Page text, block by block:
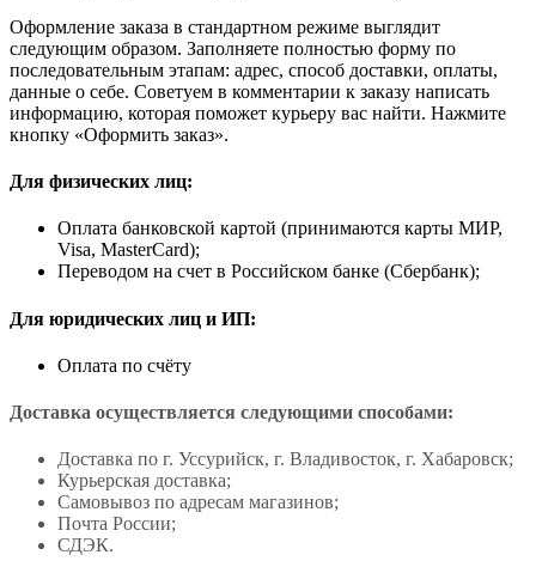
Оформление заказа в стандартном режиме выглядит
следующим образом. Заполняете полностью форму по
последовательным этапам: адрес, способ доставки, оплаты,
данные о себе. Советуем в комментарии к заказу написать
информацию, которая поможет курьеру вас найти. Нажмите
кнопку «Оформить заказ».
Для физических лиц:
Оплата банковской картой (принимаются карты МИР,
Visa, MasterCard);
Переводом на счет в Российском банке (Сбербанк);
Для юридических лиц и ИП:
Оплата по счёту
Доставка осуществляется следующими способами:
Доставка по г. Уссурийск, г. Владивосток, г. Хабаровск;
Курьерская доставка;
Самовывоз по адресам магазинов;
Почта России;
СДЭК.